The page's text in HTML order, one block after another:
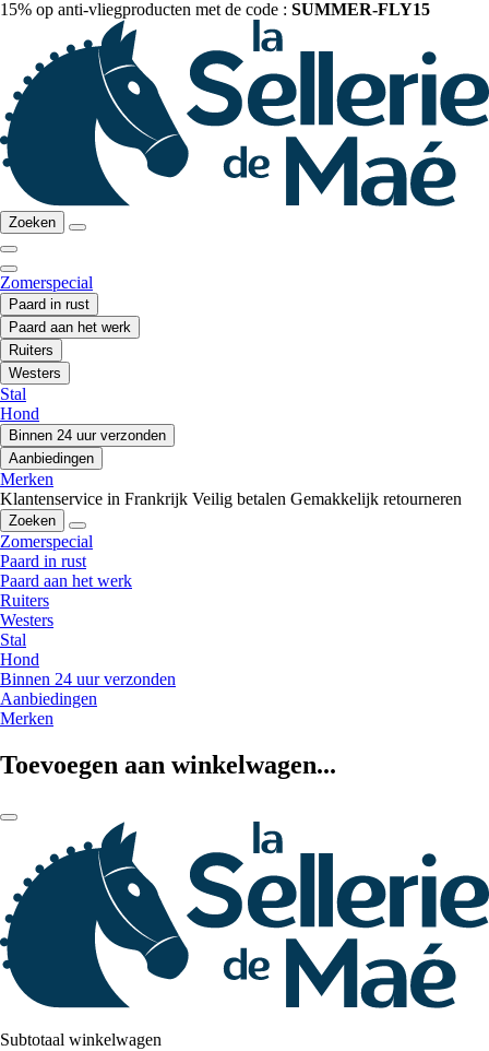
15% op anti-vliegproducten met de code : SUMMER-FLY15
Zoeken
Zomerspecial
Paard in rust
Paard aan het werk
Ruiters
Westers
Stal
Hond
Binnen 24 uur verzonden
Aanbiedingen
Merken
Klantenservice in Frankrijk Veilig betalen Gemakkelijk retourneren
Zoeken
Zomerspecial
Paard in rust
Paard aan het werk
Ruiters
Westers
Stal
Hond
Binnen 24 uur verzonden
Aanbiedingen
Merken
Toevoegen aan winkelwagen...
Subtotaal winkelwagen